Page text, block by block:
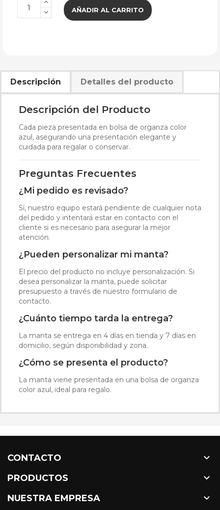
AÑADIR AL CARRITO
Descripción Detalles del producto
Descripción del Producto
Cada pieza presentada en bolsa de organza color
azul, asegurando una presentación elegante y
cuidada para regalar o conservar.
Preguntas Frecuentes
¿Mi pedido es revisado?
Sí, nuestro equipo estará pendiente de cualquier nota
del pedido y intentará estar en contacto con el
cliente si es necesario para asegurar la mejor
atención.
¿Pueden personalizar mi manta?
El precio del producto no incluye personalización. Si
desea personalizar la manta, puede solicitar
presupuesto a través de nuestro formulario de
contacto.
¿Cuánto tiempo tarda la entrega?
La manta se entrega en 4 días en tienda y 7 días en
domicilio, según disponibilidad y zona.
¿Cómo se presenta el producto?
La manta viene presentada en una bolsa de organza
color azul, ideal para regalo.
CONTACTO 
PRODUCTOS 
NUESTRA EMPRESA 